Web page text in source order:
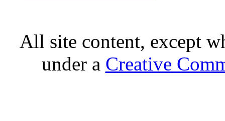
All site content, except
under a Creative